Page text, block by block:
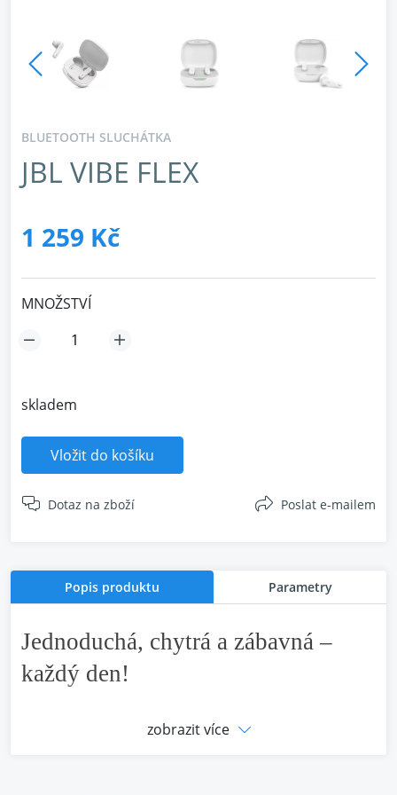
BLUETOOTH SLUCHÁTKA
JBL VIBE FLEX
1 259 Kč
MNOŽSTVÍ
skladem
Vložit do košíku
Dotaz na zboží Poslat e-mailem
Popis produktu Parametry
Jednoduchá, chytrá a zábavná –
každý den!
Vezměte si skvělý zvuk kamkoli. Basy, které
zobrazit více